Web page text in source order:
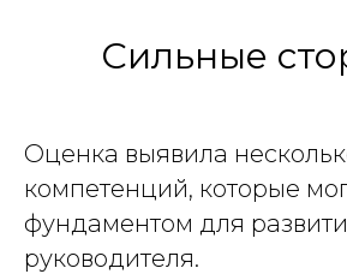
Сильные
Оценка выявила
компетенций, которые
фундаментом для
руководителя.